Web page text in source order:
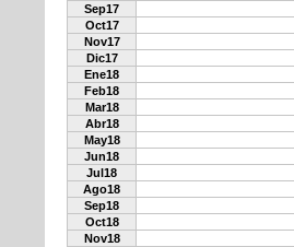
Sep17
Oct17
Nov17
Dic17
Ene18
Feb18
Mar18
Abr18
May18
Jun18
Jul18
Ago18
Sep18
Oct18
Nov18